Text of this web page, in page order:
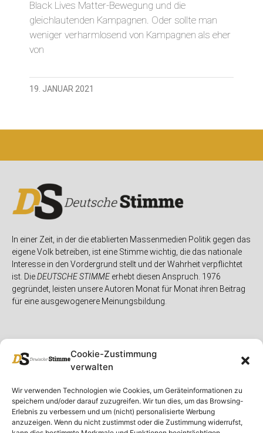
Cookie-Zustimmung
verwalten
Wir verwenden Technologien wie Cookies, um Geräteinformationen zu
speichern und/oder darauf zuzugreifen. Wir tun dies, um das Browsing-
Erlebnis zu verbessern und um (nicht) personalisierte Werbung
anzuzeigen. Wenn du nicht zustimmst oder die Zustimmung widerrufst,
Black Lives Matter-Bewegung und die
gleichlautenden Kampagnen. Oder sollte man
weniger verharmlosend von Kampagnen als eher
von
19. JANUAR 2021
In einer Zeit, in der die etablierten Massenmedien Politik gegen das
eigene Volk betreiben, ist eine Stimme wichtig, die das nationale
Interesse in den Vordergrund stellt und der Wahrheit verpflichtet
ist. DieDEUTSCHE STIMMEerhebt diesen Anspruch. 1976
gegründet, leisten unsere Autoren Monat für Monat ihren Beitrag
für eine ausgewogenere Meinungsbildung.
Unser Magazin
Spenden
Ausgaben
Rubriken
Deutschland
Ausland
Rechtliches
Rechtliche Hinweise
Impressum